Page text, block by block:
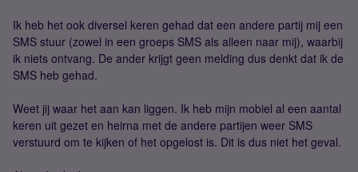
Ik heb het ook diversel keren gehad dat een andere partij mij een
SMS stuur (zowel in een groeps SMS als alleen naar mij), waarbij
ik niets ontvang. De ander krijgt geen melding dus denkt dat ik de
SMS heb gehad.
Weet jij waar het aan kan liggen. Ik heb mijn mobiel al een aantal
keren uit gezet en heirna met de andere partijen weer SMS
verstuurd om te kijken of het opgelost is. Dit is dus niet het geval.